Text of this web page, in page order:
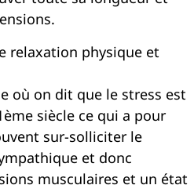
relaxation physique et
où on dit que le stress est
siècle ce qui a pour
sur-solliciter le
et donc
musculaires et un état